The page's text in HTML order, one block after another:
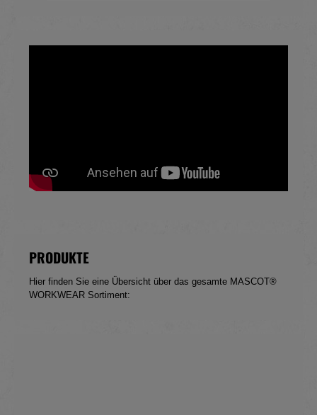
PRODUKTE
Hier finden Sie eine Übersicht über das gesamte MASCOT®
WORKWEAR Sortiment: